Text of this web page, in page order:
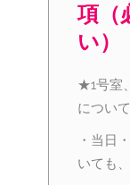
項（
い）
★1号室
につい
・当日
いても